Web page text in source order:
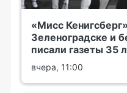
«Мисс
Зеленоградске и
писали газеты 35
вчера, 11:00